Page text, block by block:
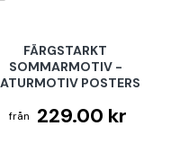
FÄRGSTARKT
SOMMARMOTIV -
POSTERS
229.00 kr